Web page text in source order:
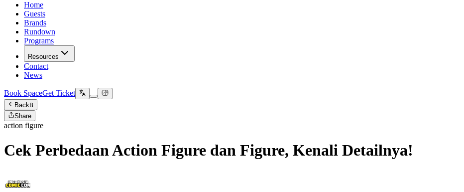
Home
Guests
Brands
Rundown
Programs
Resources
Contact
News
Book SpaceGet Ticket
BackB
Share
action figure
Cek Perbedaan Action Figure dan Figure, Kenali Detailnya!